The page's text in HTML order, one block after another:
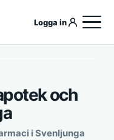
Logga in
och
i Svenljunga